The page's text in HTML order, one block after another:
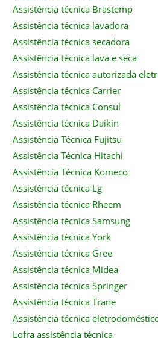
Assistência técnica Brastemp
Assistência técnica lavadora
Assistência técnica secadora
Assistência técnica lava e seca
Assistência técnica autorizada
Assistência técnica Carrier
Assistência técnica Consul
Assistência técnica Daikin
Assistência Técnica Fujitsu
Assistência Técnica Hitachi
Assistência Técnica Komeco
Assistência técnica Lg
Assistência técnica Rheem
Assistência técnica Samsung
Assistência técnica York
Assistência técnica Gree
Assistência técnica Midea
Assistência técnica Springer
Assistência técnica Trane
Assistência técnica
Lofra assistência técnica